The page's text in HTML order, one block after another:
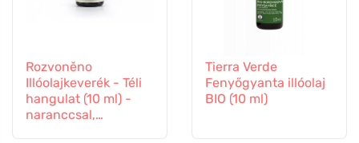
Rozvoněno
Illóolajkeverék - Téli
hangulat (10 ml) -
naranccsal,
Tierra Verde
Fenyőgyanta illóolaj
BIO (10 ml)